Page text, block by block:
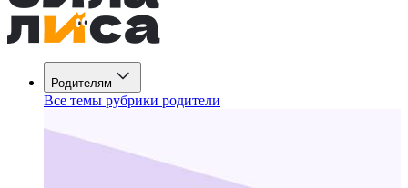
Родителям
Все темы рубрики родители